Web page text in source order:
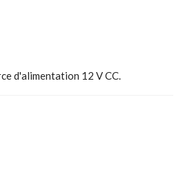
d'alimentation 12 V CC.